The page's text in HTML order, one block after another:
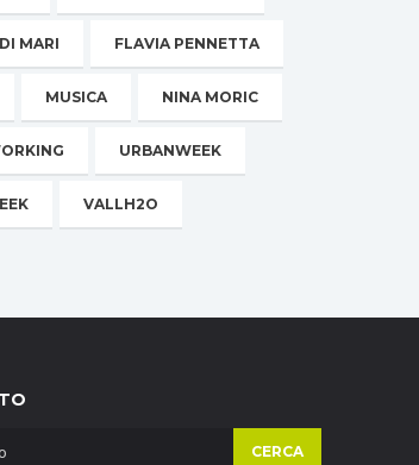
MARI FLAVIA PENNETTA
MUSICA NINA MORIC
URBANWEEK
VALLH2O
CERCA